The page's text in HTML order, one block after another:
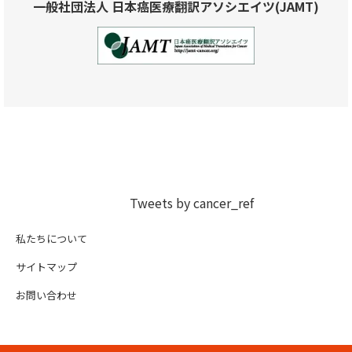
一般社団法人 日本癌医療翻訳アソシエイツ(JAMT)
Tweets by cancer_ref
私たちについて
サイトマップ
お問い合わせ